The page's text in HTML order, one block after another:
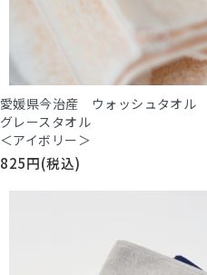
愛媛県今治産 ウォッシュタオル
グレースタオル
＜アイボリー＞
825円(税込)